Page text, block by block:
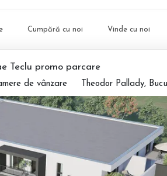
Cumpără cu noi Vinde cu noi
Teclu promo parcare
de vânzare Theodor Pallady,